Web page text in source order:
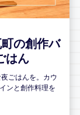
の創作バ
はん
ごはんを。カウ
ンと創作料理を